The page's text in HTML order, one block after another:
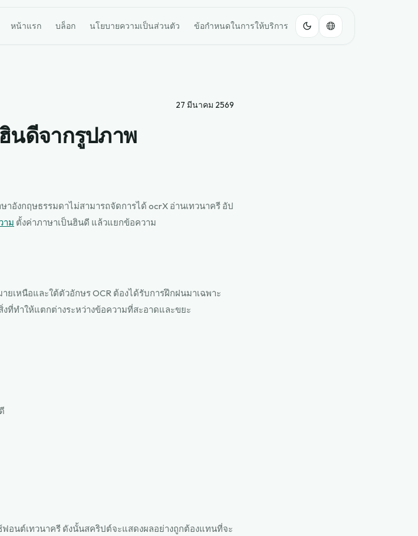
หน้าแรก บล็อก นโยบายความเป็นส่วนตัว ข้อกำหนดในการให้บริการ
27 มีนาคม 2569
นดีจากรูปภาพ
าอังกฤษธรรมดาไม่สามารถจัดการได้ ocrX อ่านเทวนาครี อัป
าม ตั้งค่าภาษาเป็นฮินดี แล้วแยกข้อความ
ยเหนือและใต้ตัวอักษร OCR ต้องได้รับการฝึกฝนมาเฉพาะ
ที่ทำให้แตกต่างระหว่างข้อความที่สะอาดและขยะ
อนต์เทวนาครี ดังนั้นสคริปต์จะแสดงผลอย่างถูกต้องแทนที่จะ